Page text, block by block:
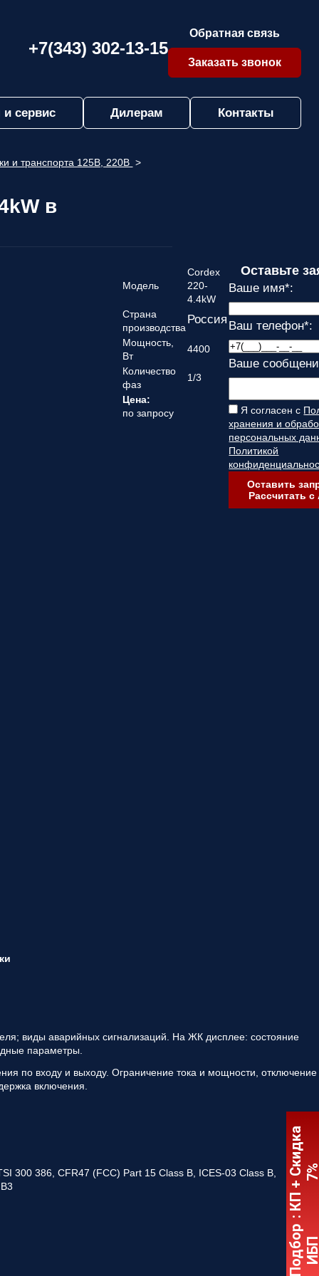
+7(343) 302-13-15
Обратная связь
Заказать звонок
и сервис Дилерам Контакты
и транспорта 125В, 220В >
в
Модель
Cordex
220-
4.4kW
Страна
производства
Россия
Мощность,
Вт
4400
Количество
фаз
1/3
Цена:
по запросу
Оставьте
Ваше имя*:
Ваш телефон*:
Ваше
Я согласен с
хранения и
персональных
Политикой
Оставить
Рассчитать
виды аварийных сигнализаций. На ЖК дисплее: состояние
параметры.
по входу и выходу. Ограничение тока и мощности, отключение
включения.
300 386, CFR47 (FCC) Part 15 Class B, ICES-03 Class B,
Подбор
:
К
П
+
С
к
и
д
к
а
7